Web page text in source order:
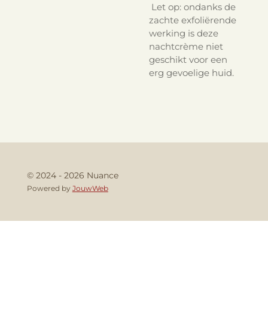
Let op: ondanks de
zachte exfoliërende
werking is deze
nachtcrème niet
geschikt voor een
erg gevoelige huid.
© 2024 - 2026 Nuance
Powered by JouwWeb